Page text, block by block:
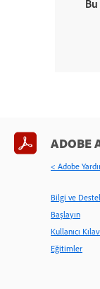
ADOBE
< Adobe
Bilgi ve
Başlayın
Kullanıcı
Eğitimler